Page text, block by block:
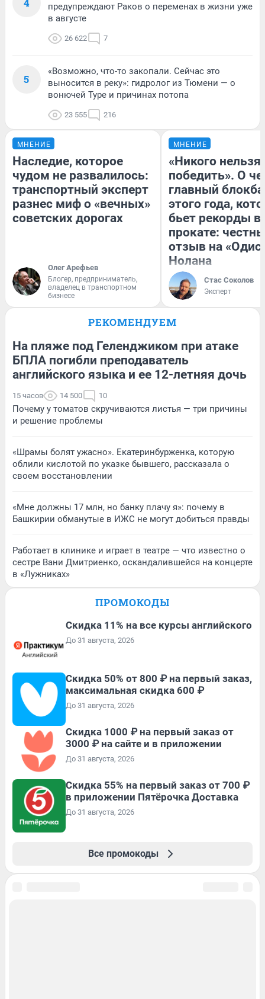
предупреждают Раков о переменах в жизни уже
в августе
26 622 7
5
«Возможно, что-то закопали. Сейчас это
выносится в реку»: гидролог из Тюмени — о
вонючей Туре и причинах потопа
23 555 216
МНЕНИЕ
Наследие, которое
чудом не развалилось:
транспортный эксперт
разнес миф о «вечных»
советских дорогах
Олег Арефьев
Блогер, предприниматель,
владелец в транспортном
бизнесе
МНЕНИЕ
«Никого нельзя
победить». О
главный
этого года,
бьет рекорды в
прокате:
отзыв на
Нолана
Стас Соколов
Эксперт
РЕКОМЕНДУЕМ
На пляже под Геленджиком при атаке
БПЛА погибли преподаватель
английского языка и ее 12-летняя дочь
15 часов 14 500 10
Почему у томатов скручиваются листья — три причины
и решение проблемы
«Шрамы болят ужасно». Екатеринбурженка, которую
облили кислотой по указке бывшего, рассказала о
своем восстановлении
«Мне должны 17 млн, но банку плачу я»: почему в
Башкирии обманутые в ИЖС не могут добиться правды
Работает в клинике и играет в театре — что известно о
сестре Вани Дмитриенко, оскандалившейся на концерте
в «Лужниках»
ПРОМОКОДЫ
Скидка 11% на все курсы английского
До 31 августа, 2026
Скидка 50% от 800 ₽ на первый заказ,
максимальная скидка 600 ₽
До 31 августа, 2026
Скидка 1000 ₽ на первый заказ от
3000 ₽ на сайте и в приложении
До 31 августа, 2026
Скидка 55% на первый заказ от 700 ₽
в приложении Пятёрочка Доставка
До 31 августа, 2026
Все промокоды